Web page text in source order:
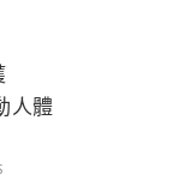
人體